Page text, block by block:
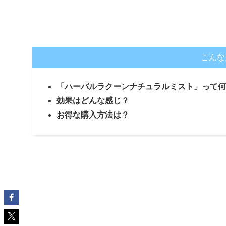
こん
「ハーバルラクーンナチュラルミスト」って
効果はどんな感じ？
お得な購入方法は？